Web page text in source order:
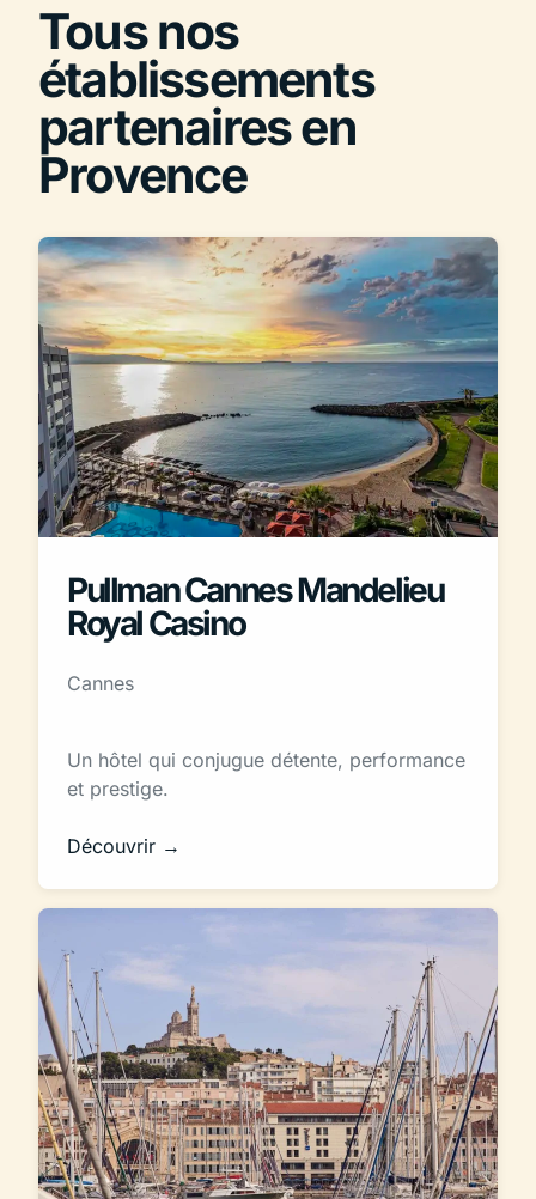
Tous nos
établissements
partenaires en
Provence
Pullman Cannes Mandelieu
Royal Casino
Cannes
Un hôtel qui conjugue détente, performance
et prestige.
Découvrir →